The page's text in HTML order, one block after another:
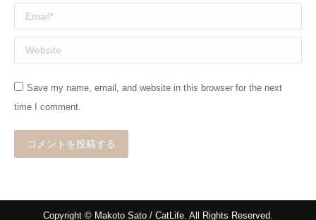
Email *
Website
Save my name, email, and website in this browser for the next
time I comment.
コメントを投稿する
Copyright © Makoto Sato / CatLife. All Rights Reserved.